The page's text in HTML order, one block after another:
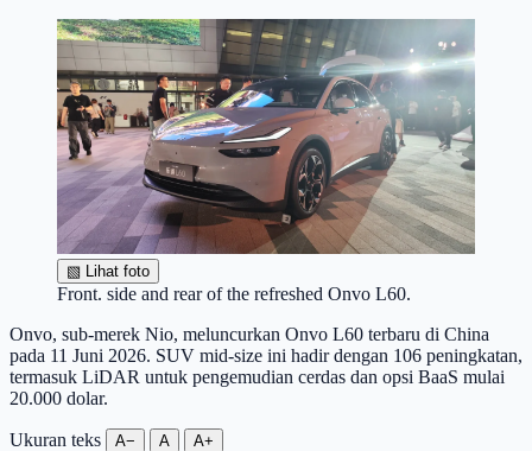
▧ Lihat foto
Front. side and rear of the refreshed Onvo L60.
Onvo, sub-merek Nio, meluncurkan Onvo L60 terbaru di China
pada 11 Juni 2026. SUV mid-size ini hadir dengan 106 peningkatan,
termasuk LiDAR untuk pengemudian cerdas dan opsi BaaS mulai
20.000 dolar.
Ukuran teks A− A A+